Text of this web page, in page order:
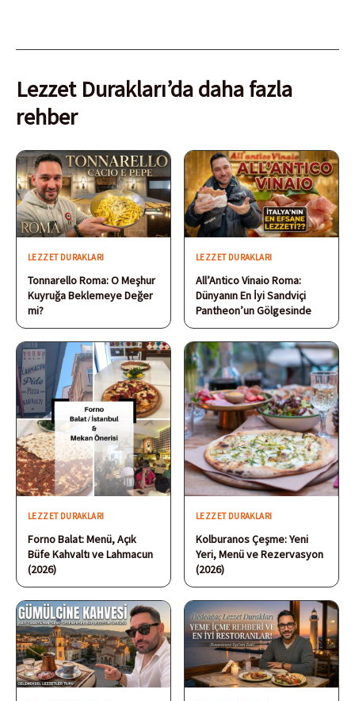
Lezzet Durakları’da daha fazla
rehber
LEZZET DURAKLARI
Tonnarello Roma: O Meşhur
Kuyruğa Beklemeye Değer
mi?
LEZZET DURAKLARI
All’Antico Vinaio Roma:
Dünyanın En İyi Sandviçi
Pantheon’un Gölgesinde
LEZZET DURAKLARI
Forno Balat: Menü, Açık
Büfe Kahvaltı ve Lahmacun
(2026)
LEZZET DURAKLARI
Kolburanos Çeşme: Yeni
Yeri, Menü ve Rezervasyon
(2026)